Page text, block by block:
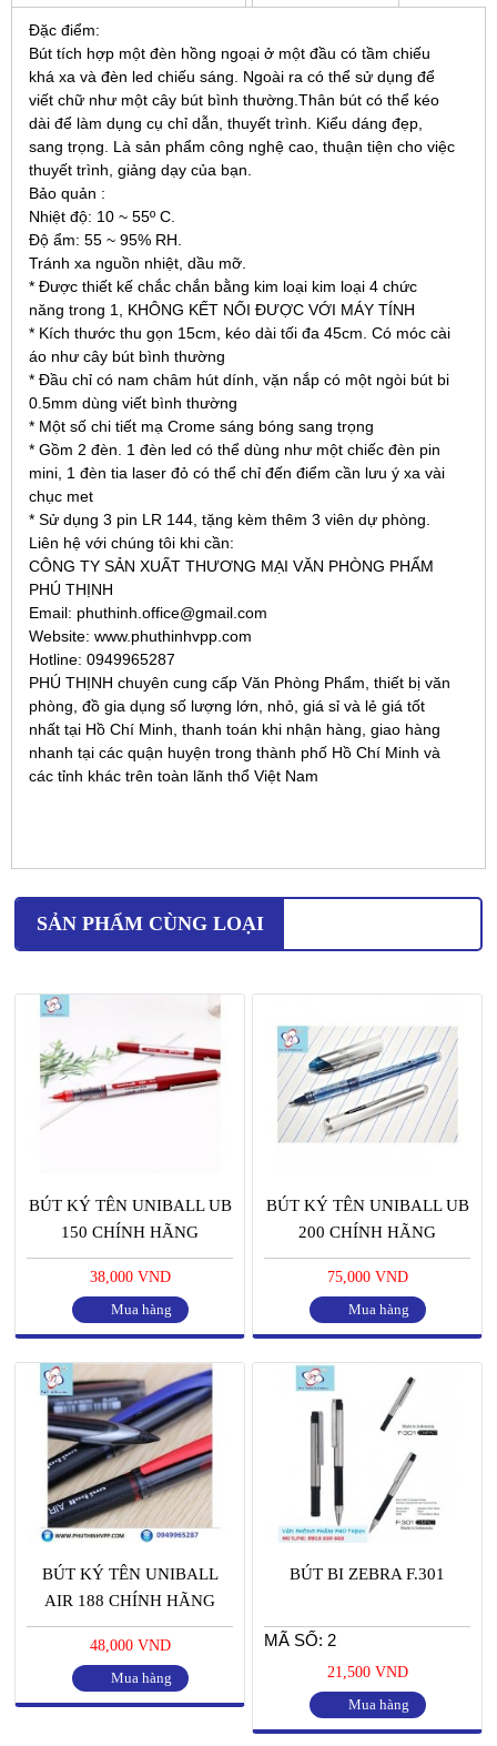
Đặc điểm:
Bút tích hợp một đèn hồng ngoại ở một đầu có tầm chiếu
khá xa và đèn led chiếu sáng. Ngoài ra có thể sử dụng để
viết chữ như một cây bút bình thường.Thân bút có thể kéo
dài để làm dụng cụ chỉ dẫn, thuyết trình. Kiểu dáng đẹp,
sang trọng. Là sản phẩm công nghệ cao, thuận tiện cho việc
thuyết trình, giảng dạy của bạn.
Bảo quản :
Nhiệt độ: 10 ~ 55º C.
Độ ẩm: 55 ~ 95% RH.
Tránh xa nguồn nhiệt, dầu mỡ.
* Được thiết kế chắc chắn bằng kim loại kim loại 4 chức
năng trong 1, KHÔNG KẾT NỐI ĐƯỢC VỚI MÁY TÍNH
* Kích thước thu gọn 15cm, kéo dài tối đa 45cm. Có móc cài
áo như cây bút bình thường
* Đầu chỉ có nam châm hút dính, vặn nắp có một ngòi bút bi
0.5mm dùng viết bình thường
* Một số chi tiết mạ Crome sáng bóng sang trọng
* Gồm 2 đèn. 1 đèn led có thể dùng như một chiếc đèn pin
mini, 1 đèn tia laser đỏ có thể chỉ đến điểm cần lưu ý xa vài
chục met
* Sử dụng 3 pin LR 144, tặng kèm thêm 3 viên dự phòng.
Liên hệ với chúng tôi khi cần:
CÔNG TY SẢN XUẤT THƯƠNG MẠI VĂN PHÒNG PHẨM
PHÚ THỊNH
Email: phuthinh.office@gmail.com
Website: www.phuthinhvpp.com
Hotline: 0949965287
PHÚ THỊNH chuyên cung cấp Văn Phòng Phẩm, thiết bị văn
phòng, đồ gia dụng số lượng lớn, nhỏ, giá sỉ và lẻ giá tốt
nhất tại Hồ Chí Minh, thanh toán khi nhận hàng, giao hàng
nhanh tại các quận huyện trong thành phố Hồ Chí Minh và
các tỉnh khác trên toàn lãnh thổ Việt Nam
SẢN PHẨM CÙNG LOẠI
BÚT KÝ TÊN UNIBALL UB
150 CHÍNH HÃNG
38,000 VND
Mua hàng
BÚT KÝ TÊN UNIBALL UB
200 CHÍNH HÃNG
75,000 VND
Mua hàng
BÚT KÝ TÊN UNIBALL
AIR 188 CHÍNH HÃNG
48,000 VND
Mua hàng
BÚT BI ZEBRA F.301
MÃ SỐ: 2
21,500 VND
Mua hàng